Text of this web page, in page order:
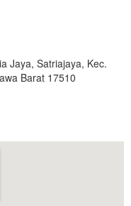
Jaya, Satriajaya, Kec.
Barat 17510